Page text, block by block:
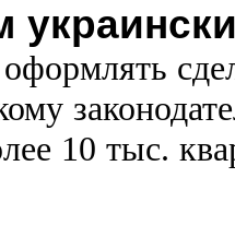
10 тыс.